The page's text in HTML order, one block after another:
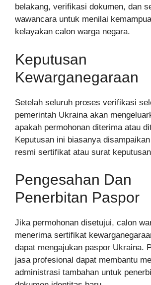
belakang, verifikasi dokumen, dan
wawancara untuk menilai
kelayakan calon warga negara.
Keputusan
Kewarganegaraan
Setelah seluruh proses verifikasi
pemerintah Ukraina akan
apakah permohonan diterima atau
Keputusan ini biasanya
resmi sertifikat atau surat
Pengesahan Dan
Penerbitan Paspor
Jika permohonan disetujui, calon
menerima sertifikat
dapat mengajukan paspor Ukraina.
jasa profesional dapat membantu
administrasi tambahan untuk